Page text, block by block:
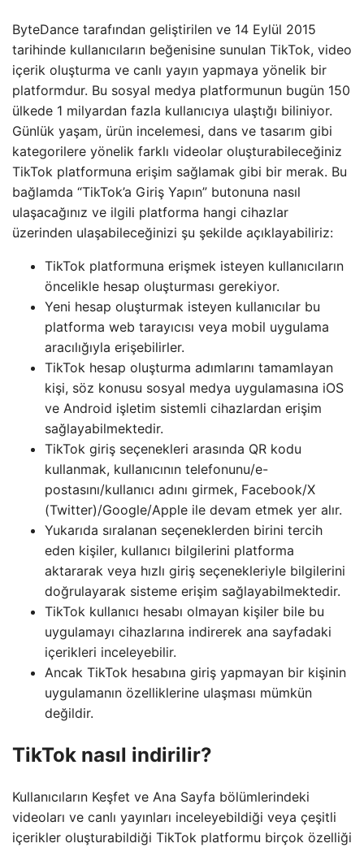
ByteDance tarafından geliştirilen ve 14 Eylül 2015
tarihinde kullanıcıların beğenisine sunulan TikTok, video
içerik oluşturma ve canlı yayın yapmaya yönelik bir
platformdur. Bu sosyal medya platformunun bugün 150
ülkede 1 milyardan fazla kullanıcıya ulaştığı biliniyor.
Günlük yaşam, ürün incelemesi, dans ve tasarım gibi
kategorilere yönelik farklı videolar oluşturabileceğiniz
TikTok platformuna erişim sağlamak gibi bir merak. Bu
bağlamda “TikTok’a Giriş Yapın” butonuna nasıl
ulaşacağınız ve ilgili platforma hangi cihazlar
üzerinden ulaşabileceğinizi şu şekilde açıklayabiliriz:
TikTok platformuna erişmek isteyen kullanıcıların
öncelikle hesap oluşturması gerekiyor.
Yeni hesap oluşturmak isteyen kullanıcılar bu
platforma web tarayıcısı veya mobil uygulama
aracılığıyla erişebilirler.
TikTok hesap oluşturma adımlarını tamamlayan
kişi, söz konusu sosyal medya uygulamasına iOS
ve Android işletim sistemli cihazlardan erişim
sağlayabilmektedir.
TikTok giriş seçenekleri arasında QR kodu
kullanmak, kullanıcının telefonunu/e-
postasını/kullanıcı adını girmek, Facebook/X
(Twitter)/Google/Apple ile devam etmek yer alır.
Yukarıda sıralanan seçeneklerden birini tercih
eden kişiler, kullanıcı bilgilerini platforma
aktararak veya hızlı giriş seçenekleriyle bilgilerini
doğrulayarak sisteme erişim sağlayabilmektedir.
TikTok kullanıcı hesabı olmayan kişiler bile bu
uygulamayı cihazlarına indirerek ana sayfadaki
içerikleri inceleyebilir.
Ancak TikTok hesabına giriş yapmayan bir kişinin
uygulamanın özelliklerine ulaşması mümkün
değildir.
TikTok nasıl indirilir?
Kullanıcıların Keşfet ve Ana Sayfa bölümlerindeki
videoları ve canlı yayınları inceleyebildiği veya çeşitli
içerikler oluşturabildiği TikTok platformu birçok özelliği